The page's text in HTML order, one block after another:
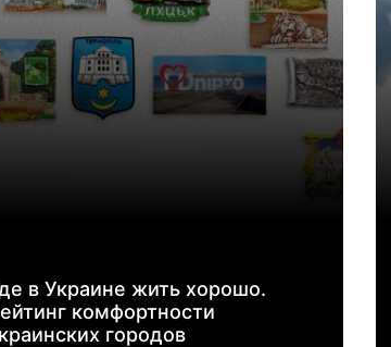
в Украине жить хорошо.
комфортности
городов